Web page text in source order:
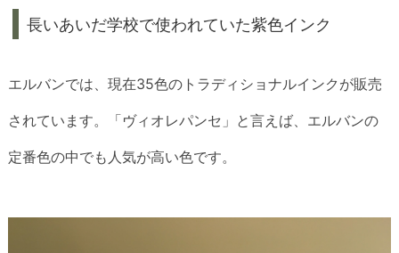
長いあいだ学校で使われていた紫色インク
エルバンでは、現在35色のトラディショナルインクが販売
されています。「ヴィオレパンセ」と言えば、エルバンの
定番色の中でも人気が高い色です。